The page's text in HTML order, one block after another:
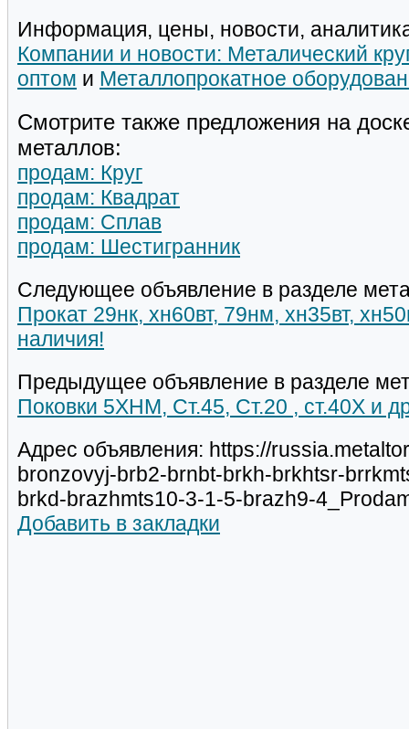
Информация, цены, новости,
Компании и новости: Металический
оптом и Металлопрокатное
Смотрите также предложения на
металлов:
продам: Круг
продам: Квадрат
продам: Сплав
продам: Шестигранник
Следующее объявление в разделе
Прокат 29нк, хн60вт, 79нм, хн35вт,
наличия!
Предыдущее объявление в разделе
Поковки 5ХНМ, Ст.45, Ст.20 , ст.40Х и
Адрес объявления: https://
bronzovyj-brb2-brnbt-brkh-brkhtsr-
brkd-brazhmts10-3-1-5-brazh9-
Добавить в закладки